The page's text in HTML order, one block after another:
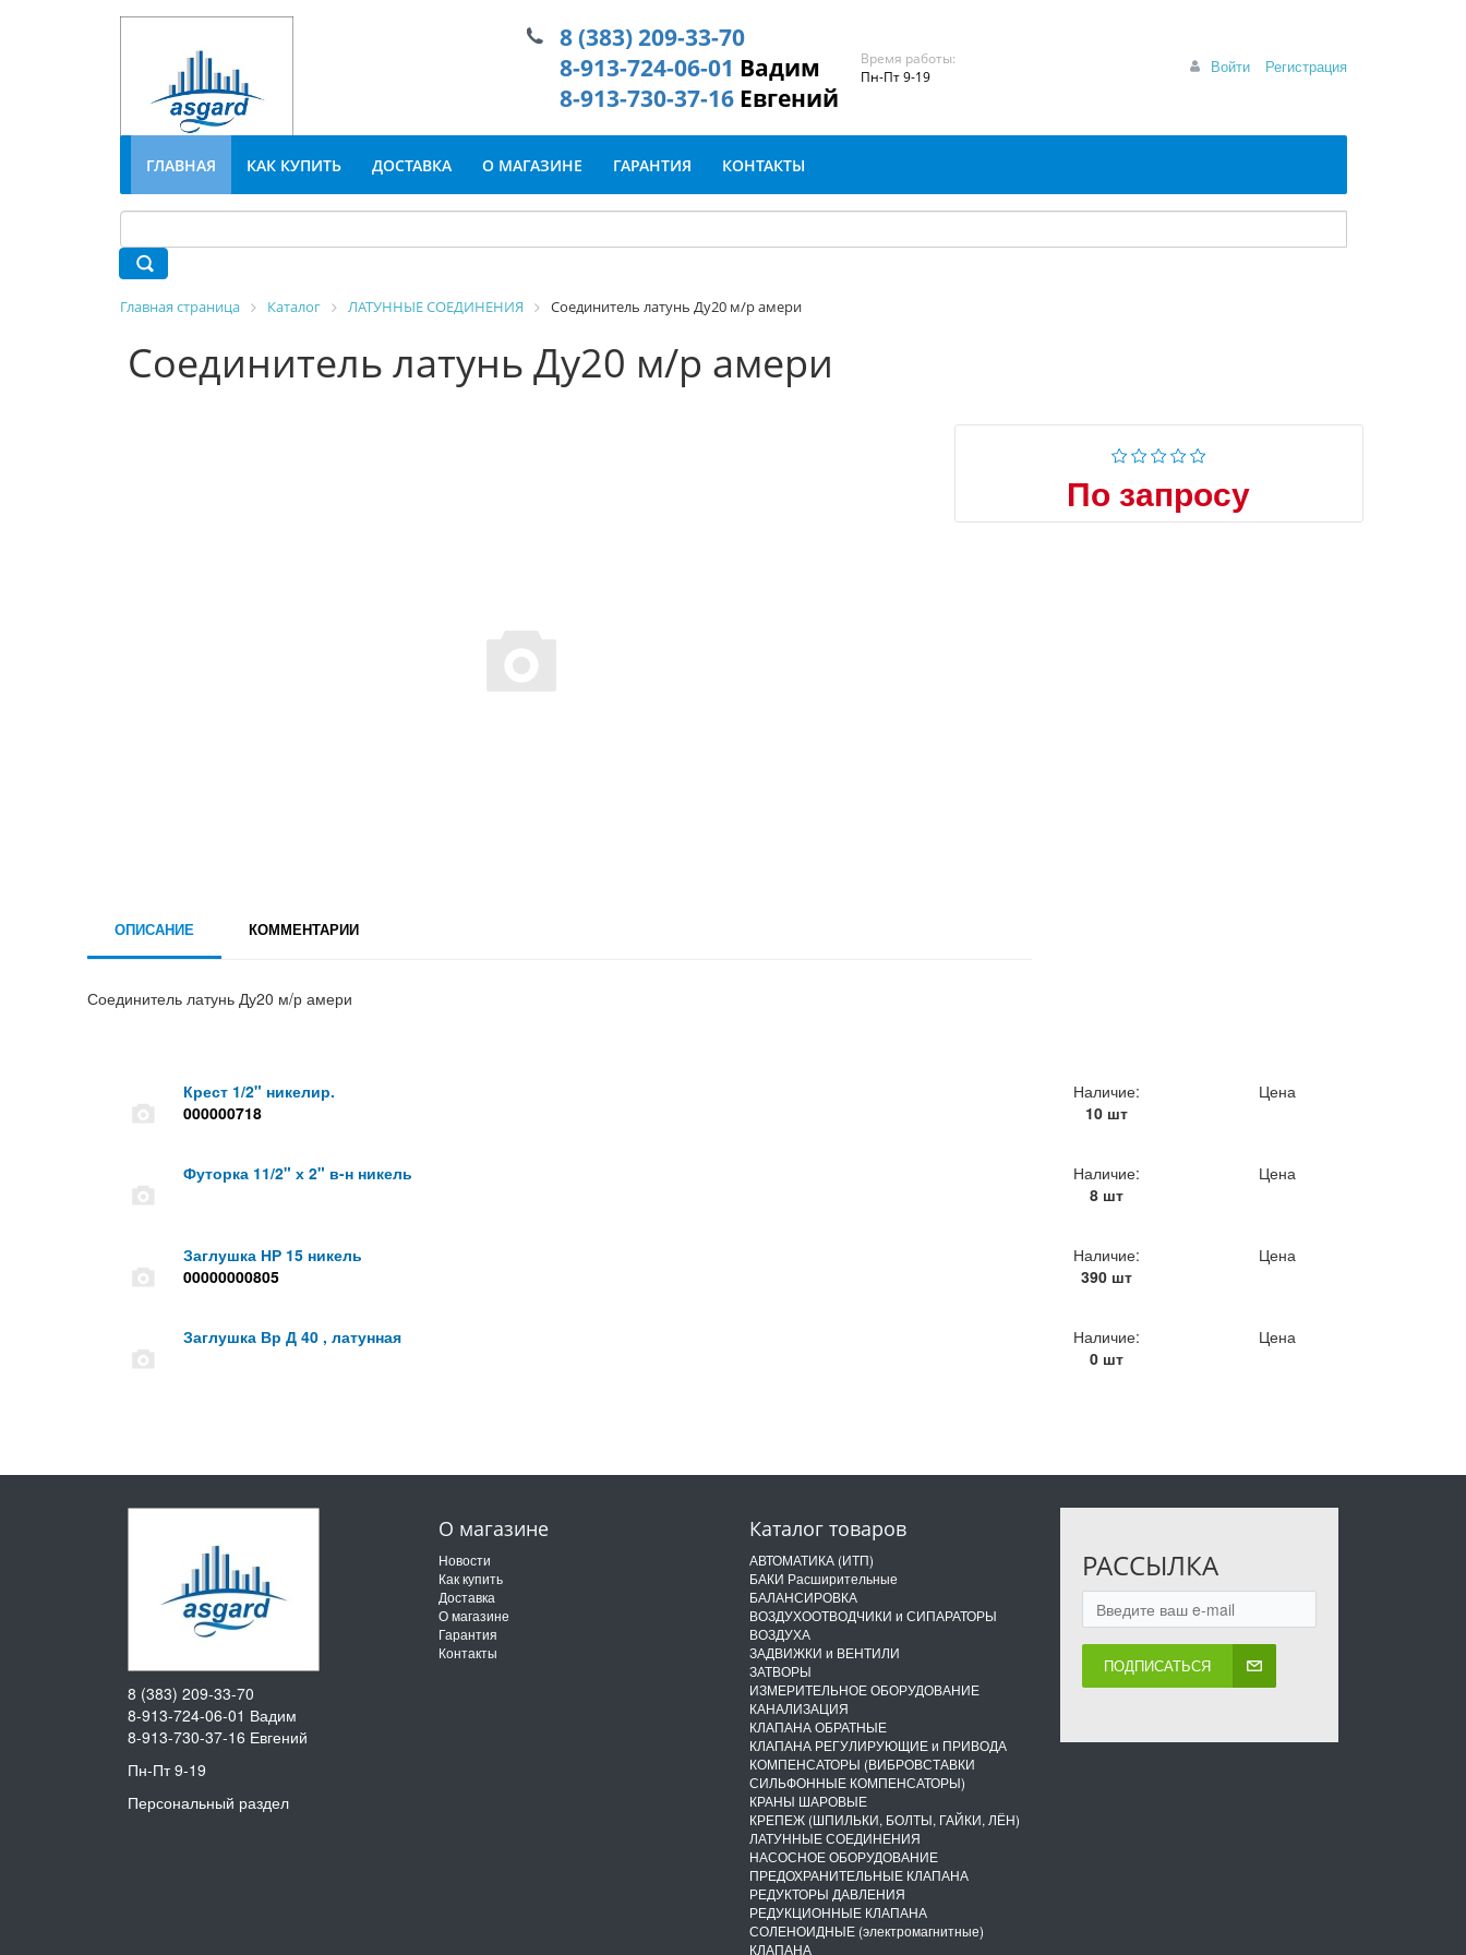
Войти Регистрация
8 (383) 209-33-70
8-913-724-06-01 Вадим
8-913-730-37-16 Евгений
Время работы:
Пн-Пт 9-19
ГЛАВНАЯ КАК КУПИТЬ ДОСТАВКА О МАГАЗИНЕ ГАРАНТИЯ КОНТАКТЫ
Главная страница Каталог ЛАТУННЫЕ СОЕДИНЕНИЯ Соединитель латунь Ду20 м/р амери
Соединитель латунь Ду20 м/р амери
По запросу
ОПИСАНИЕ КОММЕНТАРИИ
Соединитель латунь Ду20 м/р амери
Крест 1/2" никелир.
000000718
Наличие:
10 шт
Цена
Футорка 11/2" х 2" в-н никель
Наличие:
8 шт
Цена
Заглушка НР 15 никель
00000000805
Наличие:
390 шт
Цена
Заглушка Вр Д 40 , латунная
Наличие:
0 шт
Цена
О магазине
Новости
Как купить
Доставка
О магазине
Гарантия
Контакты
Каталог товаров
АВТОМАТИКА (ИТП)
БАКИ Расширительные
БАЛАНСИРОВКА
ВОЗДУХООТВОДЧИКИ и СИПАРАТОРЫ
ВОЗДУХА
ЗАДВИЖКИ и ВЕНТИЛИ
ЗАТВОРЫ
ИЗМЕРИТЕЛЬНОЕ ОБОРУДОВАНИЕ
КАНАЛИЗАЦИЯ
КЛАПАНА ОБРАТНЫЕ
КЛАПАНА РЕГУЛИРУЮЩИЕ и ПРИВОДА
КОМПЕНСАТОРЫ (ВИБРОВСТАВКИ
СИЛЬФОННЫЕ КОМПЕНСАТОРЫ)
КРАНЫ ШАРОВЫЕ
КРЕПЕЖ (ШПИЛЬКИ, БОЛТЫ, ГАЙКИ, ЛЁН)
ЛАТУННЫЕ СОЕДИНЕНИЯ
НАСОСНОЕ ОБОРУДОВАНИЕ
ПРЕДОХРАНИТЕЛЬНЫЕ КЛАПАНА
РЕДУКТОРЫ ДАВЛЕНИЯ
РЕДУКЦИОННЫЕ КЛАПАНА
СОЛЕНОИДНЫЕ (электромагнитные)
КЛАПАНА
РАССЫЛКА
ПОДПИСАТЬСЯ
8 (383) 209-33-70
8-913-724-06-01 Вадим
8-913-730-37-16 Евгений
Пн-Пт 9-19
Персональный раздел